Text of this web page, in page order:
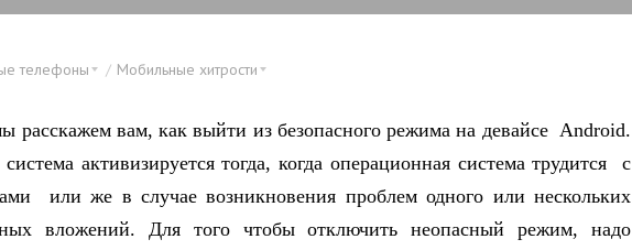
телефоны Мобильные хитрости
расскажем вам, как выйти из безопасного режима на девайсе Android.
активизируется тогда, когда операционная система трудится с
или же в случае возникновения проблем одного или нескольких
вложений. Для того чтобы отключить неопасный режим, надо